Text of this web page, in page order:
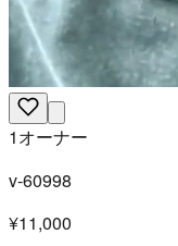
1オーナー
v-60998
¥11,000